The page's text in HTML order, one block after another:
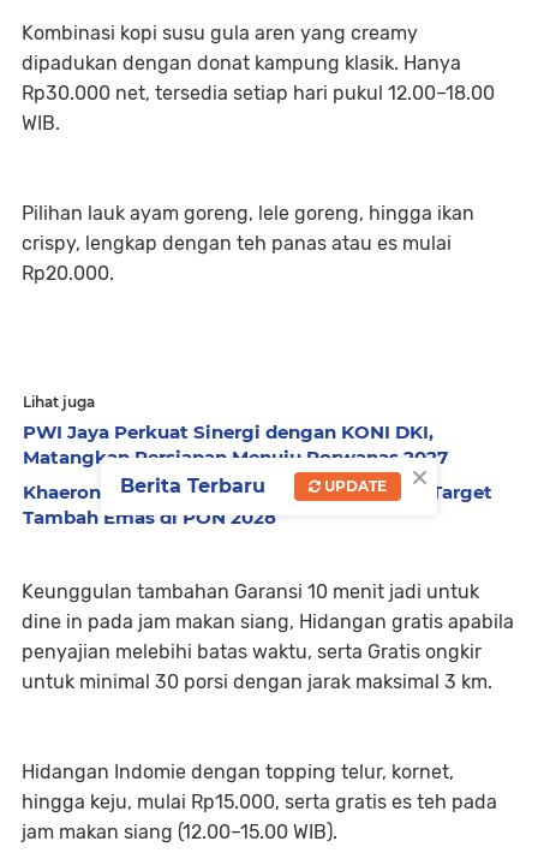
Kombinasi kopi susu gula aren yang creamy
dipadukan dengan donat kampung klasik. Hanya
Rp30.000 net, tersedia setiap hari pukul 12.00–18.00
WIB.
Pilihan lauk ayam goreng, lele goreng, hingga ikan
crispy, lengkap dengan teh panas atau es mulai
Rp20.000.
Lihat juga
PWI Jaya Perkuat Sinergi dengan KONI DKI,
Matangkan Persiapan Menuju Porwanas 2027
Khaeroni Kembali Pimpin FAJI DKI Jakarta, Target
Tambah Emas di PON 2028
Keunggulan tambahan Garansi 10 menit jadi untuk
dine in pada jam makan siang, Hidangan gratis apabila
penyajian melebihi batas waktu, serta Gratis ongkir
untuk minimal 30 porsi dengan jarak maksimal 3 km.
Hidangan Indomie dengan topping telur, kornet,
hingga keju, mulai Rp15.000, serta gratis es teh pada
jam makan siang (12.00–15.00 WIB).
×
Berita Terbaru UPDATE